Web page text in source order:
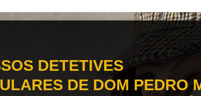
DETETIVES
DE DOM PEDRO